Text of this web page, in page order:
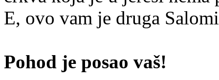
E, ovo vam je druga
Pohod je posao vaš!